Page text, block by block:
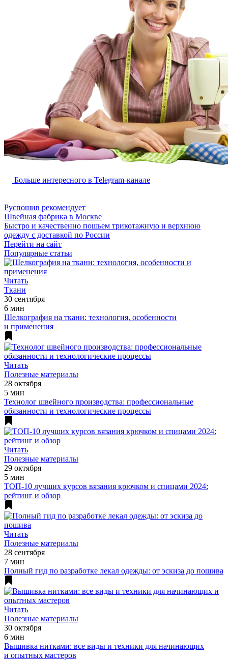
Больше интересного в Telegram‑канале
Руспошив рекомендует
Швейная фабрика в Москве
Быстро и качественно пошьем трикотажную и верхнюю
одежду с доставкой по России
Перейти на сайт
Популярные статьи
Читать
Ткани
30 сентября
6 мин
Шелкография на ткани: технология, особенности
и применения
Читать
Полезные материалы
28 октября
5 мин
Технолог швейного производства: профессиональные
обязанности и технологические процессы
Читать
Полезные материалы
29 октября
5 мин
ТОП-10 лучших курсов вязания крючком и спицами 2024:
рейтинг и обзор
Читать
Полезные материалы
28 сентября
7 мин
Полный гид по разработке лекал одежды: от эскиза до пошива
Читать
Полезные материалы
30 октября
6 мин
Вышивка нитками: все виды и техники для начинающих
и опытных мастеров